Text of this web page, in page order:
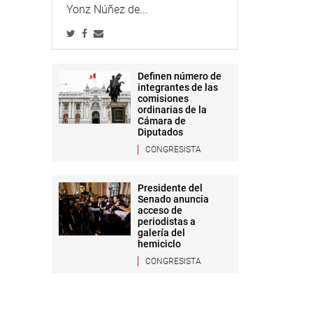
Yonz Núñez de...
Definen número de
integrantes de las
comisiones
ordinarias de la
Cámara de
Diputados
CONGRESISTA
Presidente del
Senado anuncia
acceso de
periodistas a
galería del
hemiciclo
CONGRESISTA